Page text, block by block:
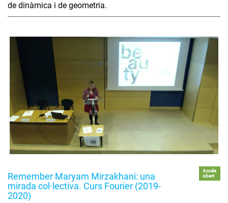
de dinàmica i de geometria.
Remember Maryam Mirzakhani: una
mirada col·lectiva. Curs Fourier (2019-
2020)
Accés
obert